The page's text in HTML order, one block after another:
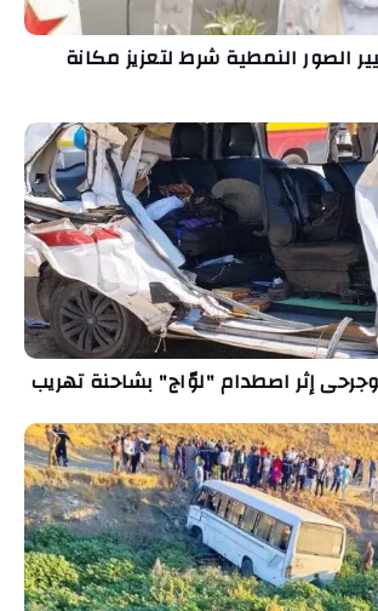
الصور النمطية شرط لتعزيز مكانة
إثر اصطدام "لوّاج" بشاحنة تهريب